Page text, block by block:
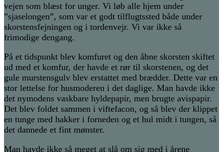
vejen som blæst for unger. Vi løb alle hjem under
”sjaselongen”, som var et godt tilflugtssted både under
skorstensfejningen og i tordenvejr. Vi var ikke så
frimodige dengang.
På et tidspunkt blev komfuret og den åbne skorsten skiftet
ud med et komfur, der havde et rør til skorstenen, og det
gule murstensgulv blev erstattet med brædder. Dette var en
stor lettelse for husmoderen i det daglige. Man havde ikke
det nymodens vaskbare hyldepapir, men brugte avispapir.
Det blev foldet sammen i viftefacon, og så blev der klippet
en tunge med hakker i forneden og et hul midt i tungen, så
det dannede et fint mønster.
Man havde ikke så meget at slå om sig med i årene